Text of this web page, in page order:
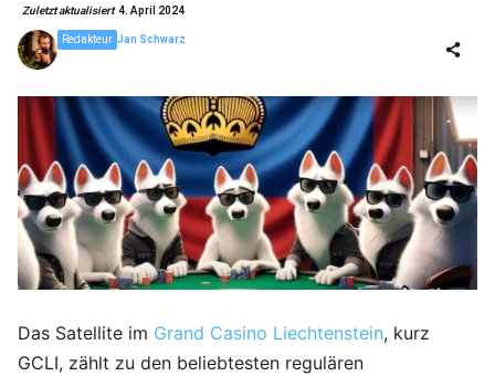
Zuletzt aktualisiert4. April 2024
Jan Schwarz
Redakteur
Das Satellite im Grand Casino Liechtenstein, kurz
GCLI, zählt zu den beliebtesten regulären